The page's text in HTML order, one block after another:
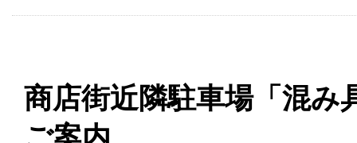
商店街近隣駐車場「混み